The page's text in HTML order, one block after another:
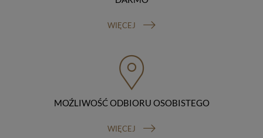
przetwarzamy je bezpodstawnie), prawo do wniesienia
sprzeciwu wobec przetwarzania danych, prawo do
organu nadzorczego (Prezesa Urzędu Ochrony Danych
Osobowych, ul. Stawki 2, 00-193 Warszawa) oraz
prawo do cofnięcia zgody na przetwarzanie danych
osobowych (masz prawo cofnięcia zgody na
przetwarzanie danych w dowolnym momencie;
zgody przed jej cofnięciem). W celu wykonania swoich
WIĘCEJ
MOŹLIWOŚĆ ODBIORU OSOBISTEGO
WIĘCEJ